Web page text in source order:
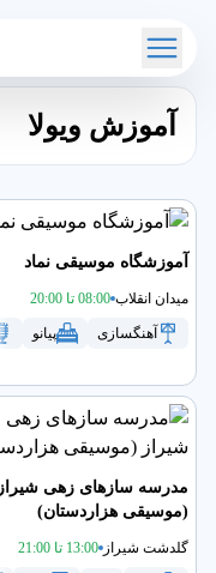
آموزش ویولا
آموزشگاه موسیقی نماد
میدان انقلاب 08:00 تا 20:00
آهنگسازی پیانو
مدرسه سازهای زهی شیراز
(موسیقی هزاردستان)
گلدشت شیراز 13:00 تا 21:00